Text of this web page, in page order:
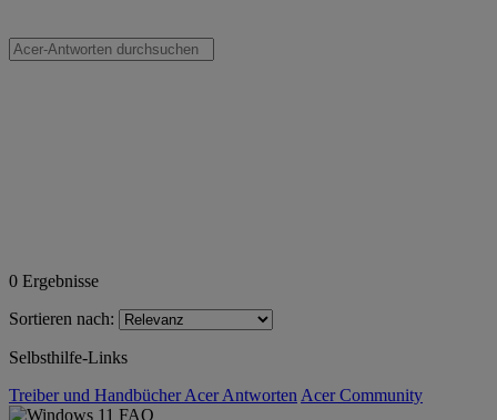
0 Ergebnisse
Sortieren nach:
Selbsthilfe-Links
Treiber und HandbücherAcer Antworten Acer Community